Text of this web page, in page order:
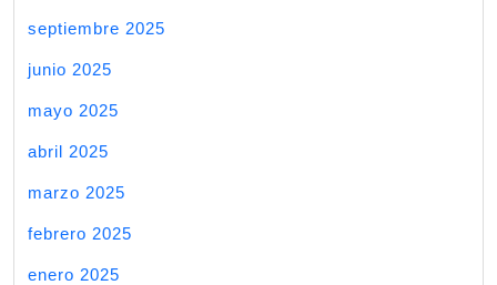
septiembre 2025
junio 2025
mayo 2025
abril 2025
marzo 2025
febrero 2025
enero 2025